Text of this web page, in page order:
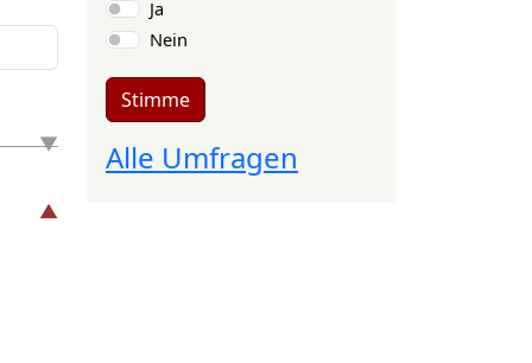
Ja
Nein
Stimme
Alle Umfragen